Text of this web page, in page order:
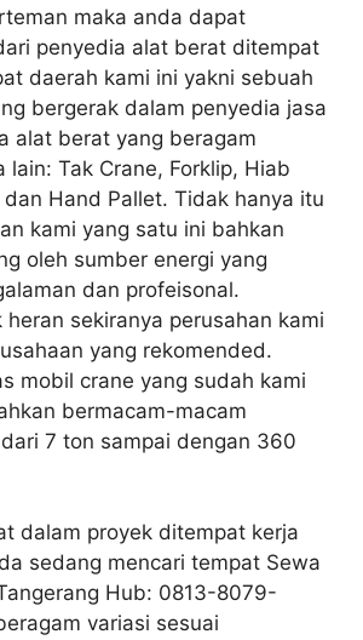
maka anda dapat
penyedia alat berat ditempat
daerah kami ini yakni sebuah
bergerak dalam penyedia jasa
alat berat yang beragam
lain: Tak Crane, Forklip, Hiab
Hand Pallet. Tidak hanya itu
kami yang satu ini bahkan
oleh sumber energi yang
dan profeisonal.
heran sekiranya perusahan kami
yang rekomended.
mobil crane yang sudah kami
bermacam-macam
7 ton sampai dengan 360
dalam proyek ditempat kerja
sedang mencari tempat Sewa
Hub: 0813-8079-
variasi sesuai